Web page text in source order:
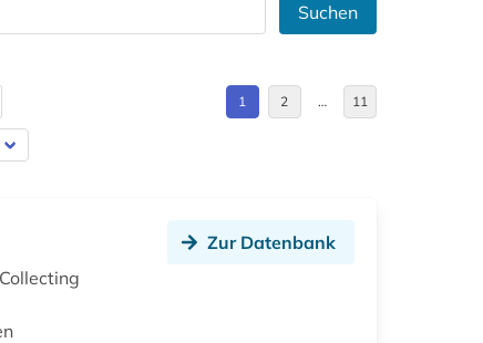
Suchen
1 2 … 11
Zur Datenbank